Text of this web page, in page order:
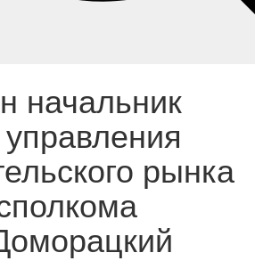
начальник
управления
рынка